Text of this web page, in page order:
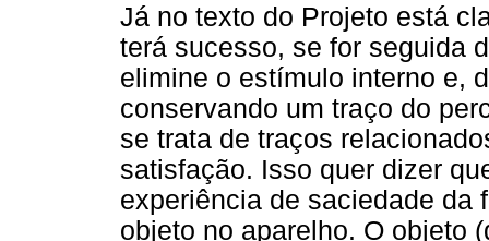
Já no texto do Projeto está
terá sucesso, se for seguida
elimine o estímulo interno e,
conservando um traço do
se trata de traços
satisfação. Isso quer dizer
experiência de saciedade da
objeto no aparelho. O objeto